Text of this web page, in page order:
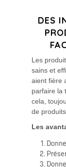
DES
Les
sains et
aient fière
parfaire la
cela,
de
Les